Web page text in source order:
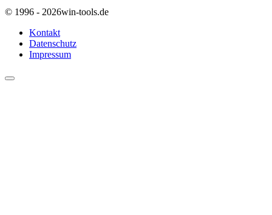
© 1996 - 2026win-tools.de
Kontakt
Datenschutz
Impressum